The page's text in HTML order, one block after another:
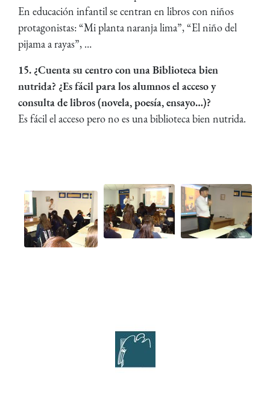
En educación infantil se centran en libros con niños
protagonistas: “Mi planta naranja lima”, “El niño del
pijama a rayas”, …
15. ¿Cuenta su centro con una Biblioteca bien
nutrida? ¿Es fácil para los alumnos el acceso y
consulta de libros (novela, poesía, ensayo…)?
Es fácil el acceso pero no es una biblioteca bien nutrida.